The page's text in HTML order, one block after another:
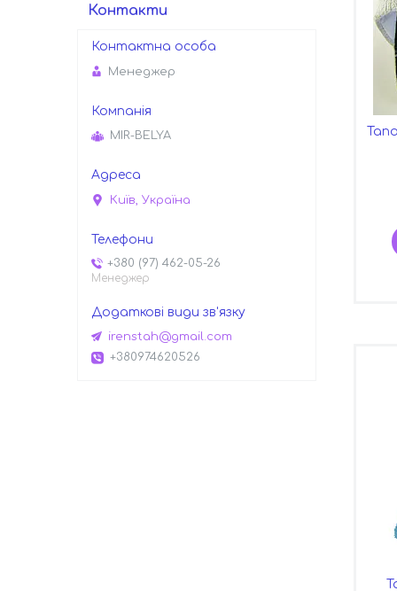
Контакти
Менеджер
MIR-BELYA
Київ, Україна
+380 (97) 462-05-26
Менеджер
irenstah@gmail.com
+380974620526